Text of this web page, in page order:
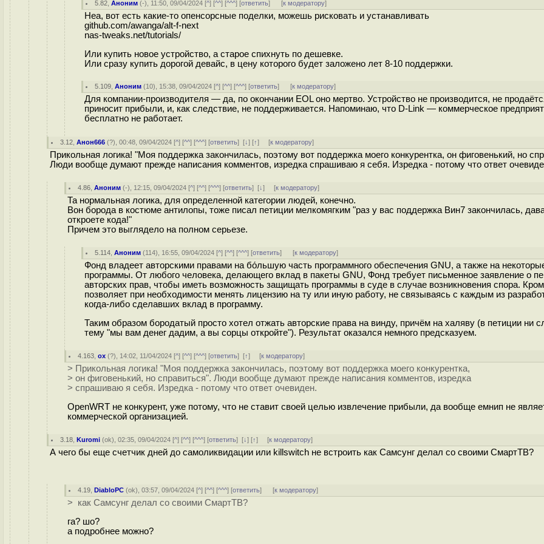
5.82 ,Аноним (-), 11:50, 09/04/2024 [^] [^^] [^^^] [ответить] [к модератору]
Неа, вот есть какие-то опенсорсные поделки, можешь рисковать и устанавливать
github.com/awanga/alt-f-next
nas-tweaks.net/tutorials/
Или купить новое устройство, а старое спихнуть по дешевке.
Или сразу купить дорогой девайс, в цену которого будет заложено лет 8-10 поддержки.
5.109 ,Аноним (10), 15:38, 09/04/2024 [^] [^^] [^^^] [ответить] [к модератору]
Для компании-производителя — да, по окончании EOL оно мертво. Устройство не производится, не
приносит прибыли, и, как следствие, не поддерживается. Напоминаю, что D-Link — коммерческое
бесплатно не работает.
3.12 ,Анон666 (?), 00:48, 09/04/2024 [^] [^^] [^^^] [ответить][↓] [↑] [к модератору]
Прикольная логика! "Моя поддержка закончилась, поэтому вот поддержка моего конкурентка, он фиговенький, но
Люди вообще думают прежде написания комментов, изредка спрашиваю я себя. Изредка - потому что ответ
4.86 ,Аноним (-), 12:15, 09/04/2024 [^] [^^] [^^^] [ответить][↓] [к модератору]
Та нормальная логика, для определенной категории людей, конечно.
Вон борода в костюме антилопы, тоже писал петиции мелкомягким "раз у вас поддержка Вин7 закончилась,
откроете кода!"
Причем это выглядело на полном серьезе.
5.114 ,Аноним (114), 16:55, 09/04/2024 [^] [^^] [^^^] [ответить] [к модератору]
Фонд владеет авторскими правами на бо́льшую часть программного обеспечения GNU, а также на
программы. От любого человека, делающего вклад в пакеты GNU, Фонд требует письменное заявление о
авторских прав, чтобы иметь возможность защищать программы в суде в случае возникновения спора.
позволяет при необходимости менять лицензию на ту или иную работу, не связываясь с каждым из
когда-либо сделавших вклад в программу.
Таким образом бородатый просто хотел отжать авторские права на винду, причём на халяву (в петиции ни
тему "мы вам денег дадим, а вы сорцы откройте"). Результат оказался немного предсказуем.
4.163 ,ox (?), 14:02, 11/04/2024 [^] [^^] [^^^] [ответить][↑] [к модератору]
> Прикольная логика! "Моя поддержка закончилась, поэтому вот поддержка моего конкурентка,
> он фиговенький, но справиться". Люди вообще думают прежде написания комментов, изредка
> спрашиваю я себя. Изредка - потому что ответ очевиден.
OpenWRT не конкурент, уже потому, что не ставит своей целью извлечение прибыли, да вообще емнип не
коммерческой организацией.
3.18 ,Kuromi (ok), 02:35, 09/04/2024 [^] [^^] [^^^] [ответить][↓] [↑] [к модератору]
А чего бы еще счетчик дней до самоликвидации или killswitch не встроить как Самсунг делал со своими СмартТВ?
4.19 ,DiabloPC (ok), 03:57, 09/04/2024 [^] [^^] [^^^] [ответить] [к модератору]
> как Самсунг делал со своими СмартТВ?
га? шо?
а подробнее можно?